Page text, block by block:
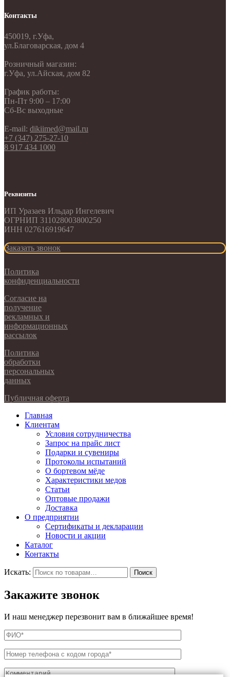
Контакты
450019, г.Уфа,
ул.Благоварская, дом 4
Розничный магазин:
г.Уфа, ул.Айская, дом 82
График работы:
Пн-Пт 9:00 – 17:00
Сб-Вс выходные
E-mail: dikiimed@mail.ru
+7 (347) 275-27-10
8 917 434 1000
Реквизиты
ИП Уразаев Ильдар Ингелевич
ОГРНИП 311028003800250
ИНН 027616919647
Заказать звонок
Политика
конфиденциальности
Согласие на
получение
рекламных и
информационных
рассылок
Политика
обработки
персональных
данных
Публичная оферта
Главная
Клиентам
Условия сотрудничества
Запрос на прайс лист
Подарки и сувениры
Протоколы испытаний
О бортевом мёде
Характеристики медов
Статьи
Оптовые продажи
Доставка
О предприятии
Сертификаты и декларации
Новости и акции
Каталог
Контакты
Искать: Поиск
Закажите звонок
И наш менеджер перезвонит вам в ближайшее время!